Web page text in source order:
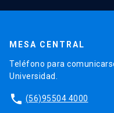
MESA CENTRAL
Teléfono para
Universidad.
phone (56)95504 4000